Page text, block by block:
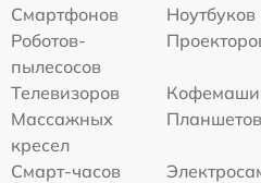
Смартфонов
Ноутбуков
Роботов-
пылесосов
Телевизоров
Массажных
кресел
Планшетов
Смарт-часов